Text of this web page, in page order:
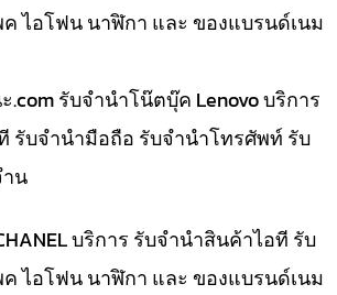
ไอโฟน นาฬิกา และ ของแบรนด์เนม
รับจำนำโน๊ตบุ๊ค Lenovo บริการ
รับจำนำมือถือ รับจำนำโทรศัพท์ รับ
น
บริการ รับจำนำสินค้าไอที รับ
ไอโฟน นาฬิกา และ ของแบรนด์เนม